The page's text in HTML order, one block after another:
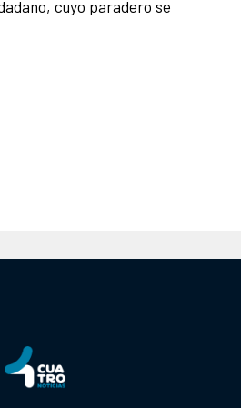
cuyo paradero se